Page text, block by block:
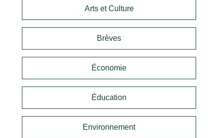
Arts et Culture
Brèves
Économie
Éducation
Environnement